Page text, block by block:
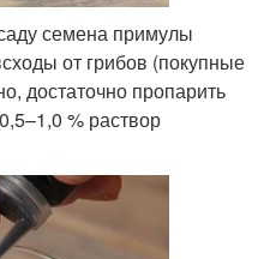
семена примулы
от грибов (покупные
достаточно пропарить
% раствор